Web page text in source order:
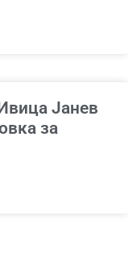
Јанев
за